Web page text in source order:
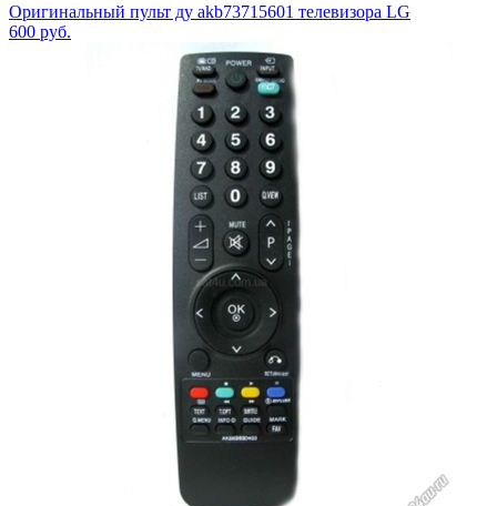
Оригинальный пульт ду akb73715601 телевизора LG
600 руб.